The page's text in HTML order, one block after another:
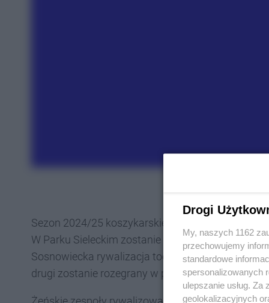
Sezon 2024/25 koszykarskiej Lotto 3×3 Ligi
W Parku Sieleckim zostanie rozstawione boisko
Sosnowiecka rywalizacja toczyć się będzie w
drugi zostanie rozegrany w pierwszej połowie
Drogi
My, naszych 1162
przechowujemy
standardowe
spersonalizowanych
ulepszanie usług.
geolokalizacyjnych